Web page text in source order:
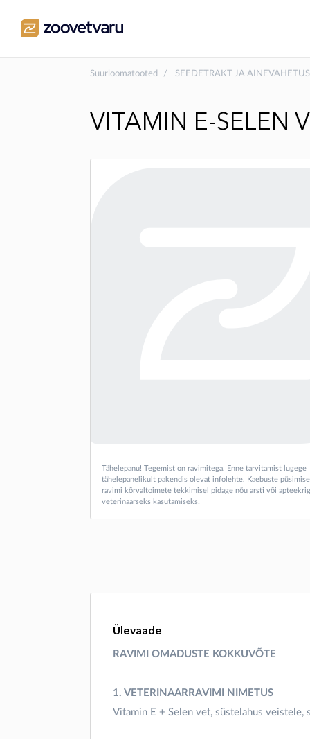
Suurloomatooted SEEDETRAKT JA AINEVAHETUS
VITAMIN E-SELEN
Tähelepanu! Tegemist on ravimitega. Enne tarvitamist lugege
tähelepanelikult pakendis olevat infolehte. Kaebuste
ravimi kõrvaltoimete tekkimisel pidage nõu arsti või
veterinaarseks kasutamiseks!
Ülevaade
RAVIMI OMADUSTE KOKKUVÕTE
1. VETERINAARRAVIMI NIMETUS
Vitamin E + Selen vet, süstelahus veistele,